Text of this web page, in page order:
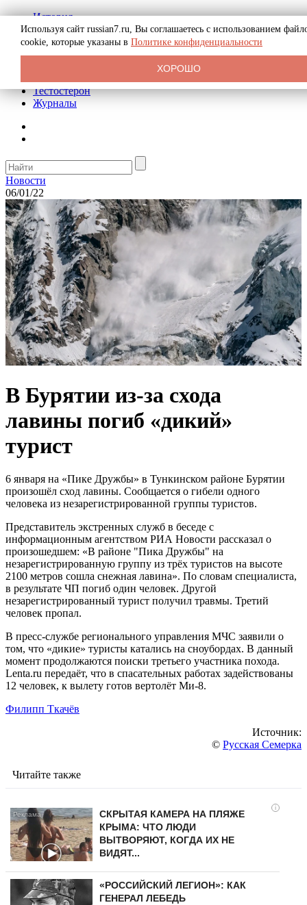
История
Биография
Криминал
Реклама на сайте
Тестостерон
Журналы
Новости
06/01/22
В Бурятии из-за схода
лавины погиб «дикий»
турист
6 января на «Пике Дружбы» в Тункинском районе Бурятии
произошёл сход лавины. Сообщается о гибели одного
человека из незарегистрированной группы туристов.
Представитель экстренных служб в беседе с
информационным агентством РИА Новости рассказал о
произошедшем: «В районе "Пика Дружбы" на
незарегистрированную группу из трёх туристов на высоте
2100 метров сошла снежная лавина». По словам специалиста,
в результате ЧП погиб один человек. Другой
незарегистрированный турист получил травмы. Третий
человек пропал.
В пресс-службе регионального управления МЧС заявили о
том, что «дикие» туристы катались на сноубордах. В данный
момент продолжаются поиски третьего участника похода.
Lenta.ru передаёт, что в спасательных работах задействованы
12 человек, к вылету готов вертолёт Ми-8.
Филипп Ткачёв
Источник:
© Русская Семерка
Читайте также
i
СКРЫТАЯ КАМЕРА НА ПЛЯЖЕ
КРЫМА: ЧТО ЛЮДИ
ВЫТВОРЯЮТ, КОГДА ИХ НЕ
ВИДЯТ...
«РОССИЙСКИЙ ЛЕГИОН»: КАК
ГЕНЕРАЛ ЛЕБЕДЬ
Используя сайт russian7.ru, Вы соглашаетесь с использованием
cookie, которые указаны в Политике конфиденциальности
ХОРОШО